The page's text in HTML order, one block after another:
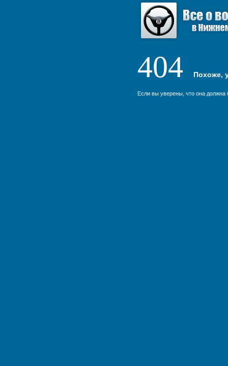
404 Похоже,
Если вы уверены, что она должна